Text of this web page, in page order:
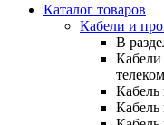
Каталог товаров
Кабели и
В
Кабели
Кабель
Кабель